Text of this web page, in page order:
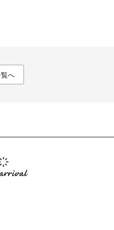
へ